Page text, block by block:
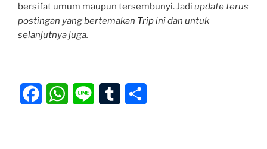
bersifat umum maupun tersembunyi. Jadi update terus
postingan yang bertemakan Tripini dan untuk
selanjutnya juga.
W